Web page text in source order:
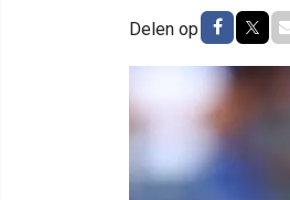
Delen op Delen